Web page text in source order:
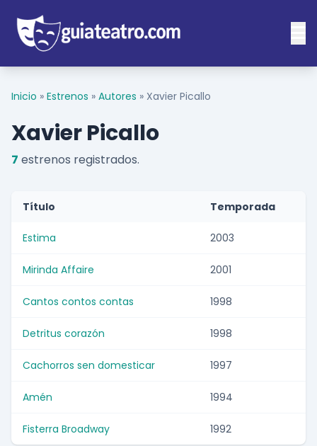
Inicio » Estrenos » Autores » Xavier Picallo
Xavier Picallo
7 estrenos registrados.
Título Temporada
Estima 2003
Mirinda Affaire 2001
Cantos contos contas 1998
Detritus corazón 1998
Cachorros sen domesticar 1997
Amén 1994
Fisterra Broadway 1992